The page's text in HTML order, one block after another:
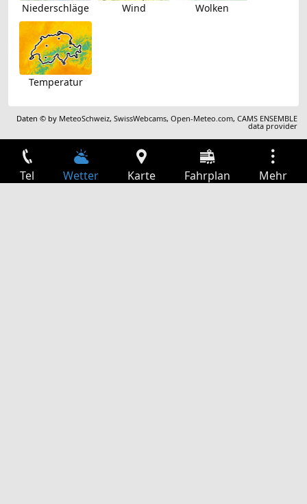
Niederschläge Wind Wolken
Temperatur
Daten © by MeteoSchweiz,SwissWebcams,Open-Meteo.com,CAMS ENSEMBLE
data provider
Tel Wetter Karte Fahrplan Mehr